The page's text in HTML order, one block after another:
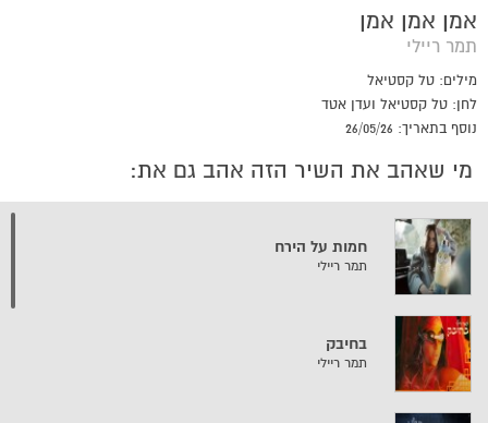
אמן אמן אמן
תמר ריילי
מילים: טל קסטיאל
לחן: טל קסטיאל ועדן אטד
נוסף בתאריך: 26/05/26
מי שאהב את השיר הזה אהב גם את:
חמות על הירח
תמר ריילי
בחיבק
תמר ריילי